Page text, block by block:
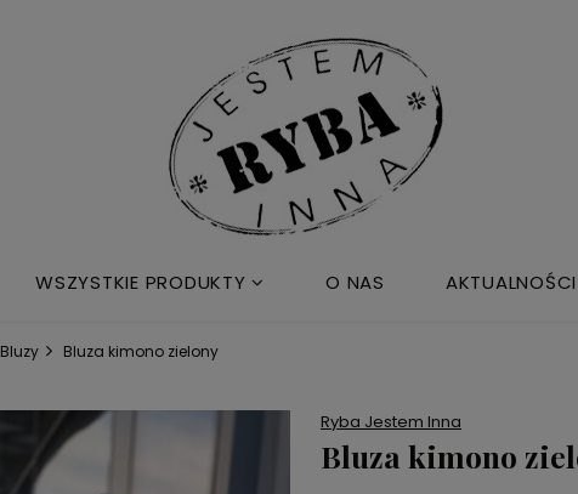
WSZYSTKIE PRODUKTY O NAS AKTUALNOŚCI
Bluzy Bluza kimono zielony
Ryba Jestem Inna
Bluza kimono